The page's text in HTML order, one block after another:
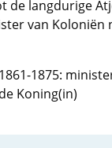
de langdurige
van Koloniën
1875:
Koning(in)